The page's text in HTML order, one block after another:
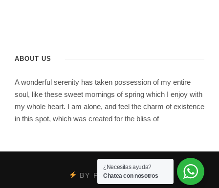
ABOUT US
A wonderful serenity has taken possession of my entire
soul, like these sweet mornings of spring which I enjoy with
my whole heart. I am alone, and feel the charm of existence
in this spot, which was created for the bliss of
BY PSYCOBRAND
¿Necesitas ayuda?
Chatea con nosotros